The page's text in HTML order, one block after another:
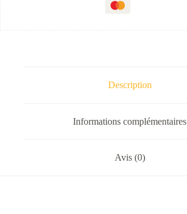
Description
Informations complémentaires
Avis (0)